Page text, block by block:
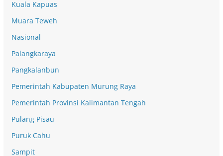
Kuala Kapuas
Muara Teweh
Nasional
Palangkaraya
Pangkalanbun
Pemerintah Kabupaten Murung Raya
Pemerintah Provinsi Kalimantan Tengah
Pulang Pisau
Puruk Cahu
Sampit